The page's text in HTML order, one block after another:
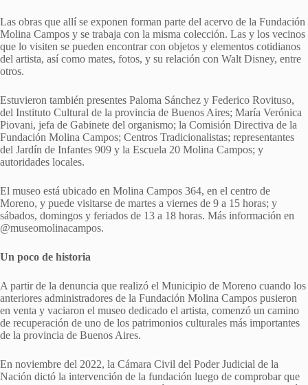
Las obras que allí se exponen forman parte del acervo de la Fundación
Molina Campos y se trabaja con la misma colección. Las y los vecinos
que lo visiten se pueden encontrar con objetos y elementos cotidianos
del artista, así como mates, fotos, y su relación con Walt Disney, entre
otros.
Estuvieron también presentes Paloma Sánchez y Federico Rovituso,
del Instituto Cultural de la provincia de Buenos Aires; María Verónica
Piovani, jefa de Gabinete del organismo; la Comisión Directiva de la
Fundación Molina Campos; Centros Tradicionalistas; representantes
del Jardín de Infantes 909 y la Escuela 20 Molina Campos; y
autoridades locales.
El museo está ubicado en Molina Campos 364, en el centro de
Moreno, y puede visitarse de martes a viernes de 9 a 15 horas; y
sábados, domingos y feriados de 13 a 18 horas. Más información en
@museomolinacampos.
Un poco de historia
A partir de la denuncia que realizó el Municipio de Moreno cuando los
anteriores administradores de la Fundación Molina Campos pusieron
en venta y vaciaron el museo dedicado el artista, comenzó un camino
de recuperación de uno de los patrimonios culturales más importantes
de la provincia de Buenos Aires.
En noviembre del 2022, la Cámara Civil del Poder Judicial de la
Nación dictó la intervención de la fundación luego de comprobar que